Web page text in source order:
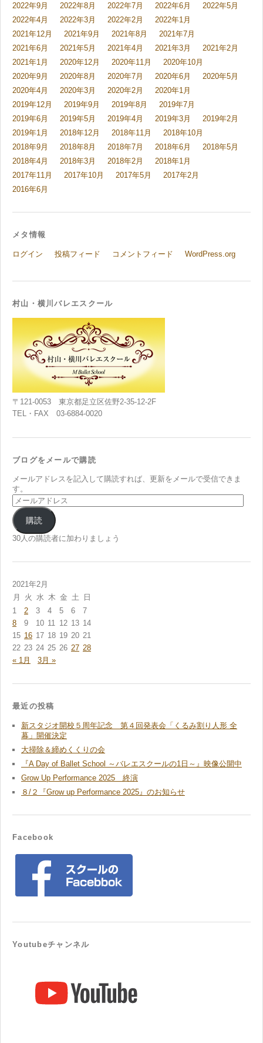
2022年9月
2022年8月 2022年7月 2022年6月
2022年5月
2022年4月
2022年3月 2022年2月
2022年1月
2021年12月
2021年9月 2021年8月
2021年7月
2021年6月
2021年5月 2021年4月 2021年3月
2021年2月
2021年1月
2020年12月 2020年11月
2020年10月
2020年9月
2020年8月 2020年7月 2020年6月
2020年5月
2020年4月
2020年3月 2020年2月
2020年1月
2019年12月
2019年9月 2019年8月
2019年7月
2019年6月
2019年5月 2019年4月 2019年3月
2019年2月
2019年1月
2018年12月 2018年11月
2018年10月
2018年9月
2018年8月 2018年7月 2018年6月
2018年5月
2018年4月
2018年3月 2018年2月
2018年1月
2017年11月
2017年10月 2017年5月
2017年2月
2016年6月
メタ情報
ログイン 投稿フィード コメントフィード WordPress.org
村山・横川バレエスクール
〒121-0053 東京都足立区佐野2-35-12-2F
TEL・FAX 03-6884-0020
ブログをメールで購読
メールアドレスを記入して購読すれば、更新をメールで受信できま
す。
メ
ー
ル
ア
ド
購読
30人の購読者に加わりましょう
2021年2月
月
火 水 木 金 土
日
1
2 3 4 5 6
7
8
9 10 11 12 13 14
15 16 17 18 19 20 21
22 23 24 25 26 27 28
« 1月
3月 »
最近の投稿
新スタジオ開校５周年記念 第４回発表会「くるみ割り人形 全
幕」開催決定
大掃除＆締めくくりの会
『A Day of Ballet School ～バレエスクールの1日～』映像公開中
Grow Up Performance 2025 終演
８/２『Grow up Performance 2025』のお知らせ
Facebook
Youtubeチャンネル